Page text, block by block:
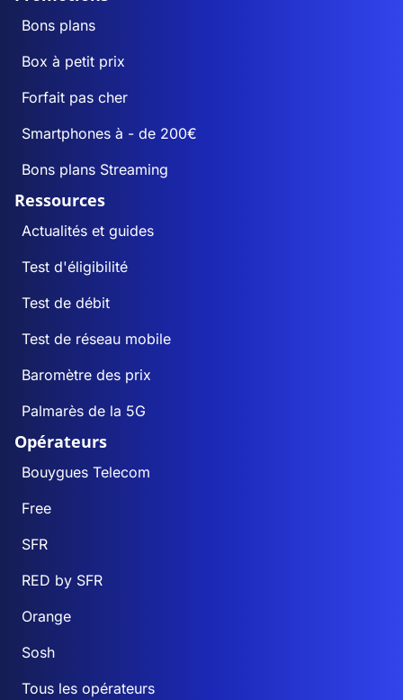
Bons plans
Box à petit prix
Forfait pas cher
Smartphones à - de 200€
Bons plans Streaming
Ressources
Actualités et guides
Test d'éligibilité
Test de débit
Test de réseau mobile
Baromètre des prix
Palmarès de la 5G
Opérateurs
Bouygues Telecom
Free
SFR
RED by SFR
Orange
Sosh
Tous les opérateurs